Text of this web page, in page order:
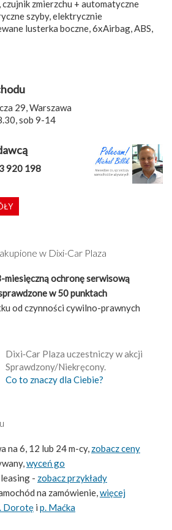
zmierzchu + automatyczne
szyby, elektrycznie
lusterka boczne, 6xAirbag, ABS,
29, Warszawa
sob 9-14
920 198
w Dixi-Car Plaza
miesięczną ochronę serwisową
w 50 punktach
od czynności cywilno-prawnych
Dixi‑Car Plaza uczestniczy w akcji
Sprawdzony/Niekręcony.
Co to znaczy dla Ciebie?
na 6, 12 lub 24 m-cy, zobacz ceny
wyceń go
- zobacz przykłady
na zamówienie,więcej
Dorotę i p. Maćka